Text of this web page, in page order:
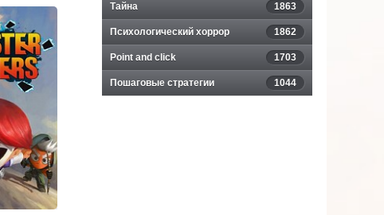
Тайна 1863
Психологический хоррор 1862
Point and click 1703
Пошаговые стратегии 1044